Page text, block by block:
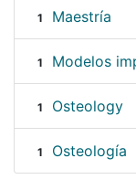
1 Maestría
1 Modelos
1 Osteology
1 Osteología